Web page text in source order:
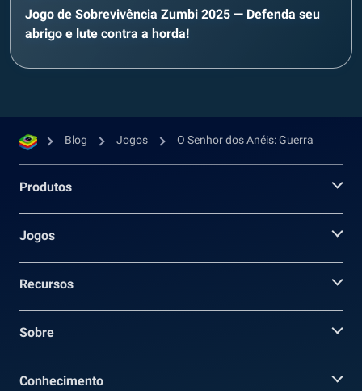
Jogo de Sobrevivência Zumbi 2025 — Defenda seu
abrigo e lute contra a horda!
Blog Jogos O Senhor dos Anéis: Guerra
Produtos
Jogos
Recursos
Sobre
Conhecimento